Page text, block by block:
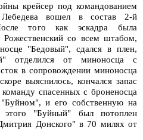
крейсер под командованием
вошел в состав 2-й
того как эскадра была
Рожественский со всем штабом,
"Бедовый", сдался в плен,
отделился от миноносца с
в сопровождении миноносца
выяснилось, кончался запас
спасенных с броненосца
и его собственную на
"Буйный" был потоплен
Донского" в 70 милях от